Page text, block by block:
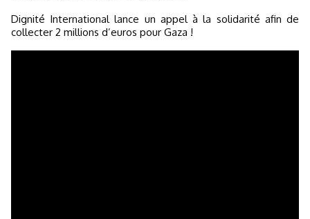
Dignité International lance un appel à la solidarité afin de
collecter 2 millions d’euros pour Gaza !